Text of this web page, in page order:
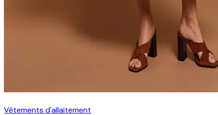
Vêtements d'allaitement